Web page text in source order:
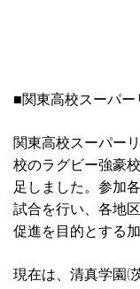
■関東高校スーパー
関東高校スーパー
校のラグビー強豪
足しました。参加
試合を行い、各地
促進を目的とする
現在は、清真学園(